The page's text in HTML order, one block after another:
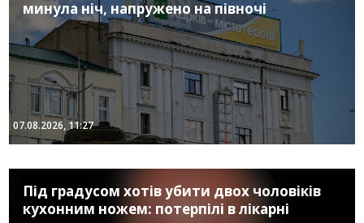
минула ніч, напружено на півночі
07.08.2026, 11:27
Під градусом хотів убити двох чоловіків
кухонним ножем: потерпілі в лікарні